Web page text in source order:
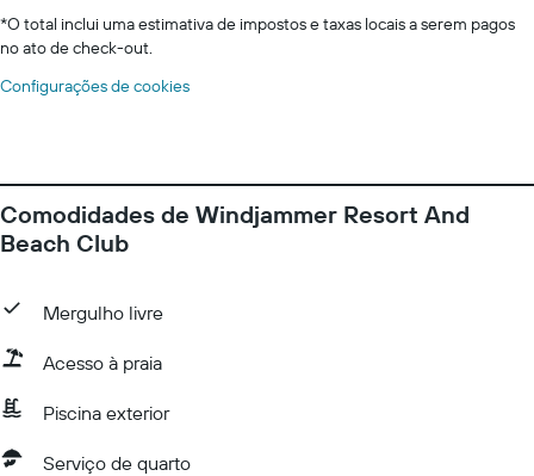
*O total inclui uma estimativa de impostos e taxas locais a serem pagos
no ato de check-out.
Configurações de cookies
Comodidades de Windjammer Resort And
Beach Club
Mergulho livre
Acesso à praia
Piscina exterior
Serviço de quarto